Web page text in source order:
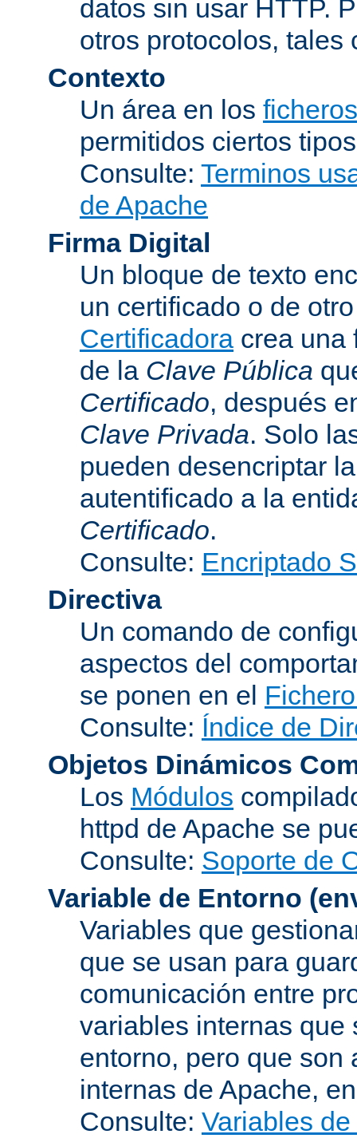
datos sin usar HTTP.
otros protocolos, tales
Contexto
Un área en los
permitidos ciertos
Consulte: Terminos
de Apache
Firma Digital
Un bloque de texto
un certificado o de
Certificadora crea una
de la Clave Pública
Certificado, después
Clave Privada. Solo
pueden desencriptar
autentificado a la
Certificado.
Consulte: Encriptado
Directiva
Un comando de
aspectos del
se ponen en el
Consulte: Índice de
Objetos Dinámicos
Los Módulos
httpd de Apache se
Consulte: Soporte de
Variable de Entorno
Variables que
que se usan para
comunicación entre
variables internas que
entorno, pero que son
internas de Apache,
Consulte: Variables